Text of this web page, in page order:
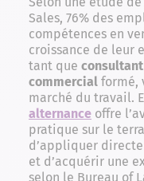
Sales, 76% des
compétences en
croissance de leur
tant que
commercial formé,
marché du travail.
alternance offre
pratique sur le
d’appliquer
et d’acquérir une
selon le Bureau of